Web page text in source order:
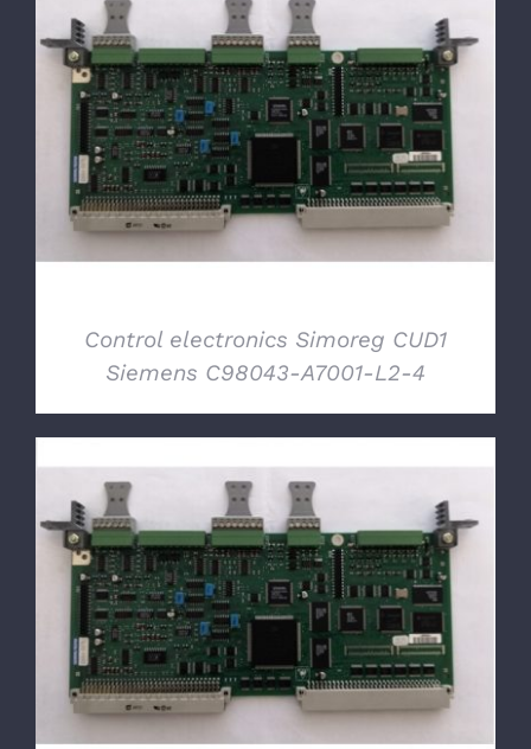
DETTAGLI
Control electronics Simoreg CUD1
Siemens C98043-A7001-L2-4
DETTAGLI